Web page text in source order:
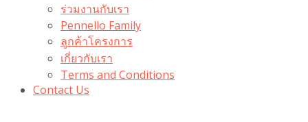
ร่วมงานกับเรา
Pennello Family
ลูกค้าโครงการ
เกี่ยวกับเรา
Terms and Conditions
Contact Us